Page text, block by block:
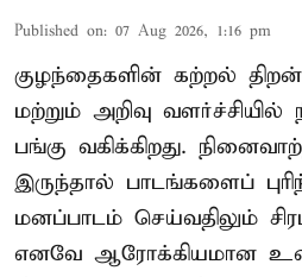
Published on: 07 Aug 2026, 1:16 pm
குழந்தைகளின் கற்றல்
மற்றும் அறிவு
பங்கு வகிக்கிறது.
இருந்தால் பாடங்களைப்
மனப்பாடம் செய்வதிலும்
எனவே ஆரோக்கியமான